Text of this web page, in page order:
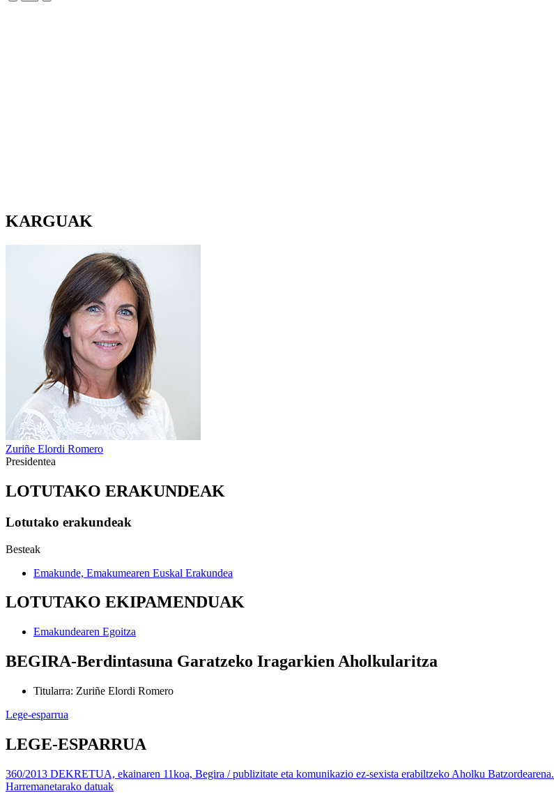
KARGUAK
Zuriñe Elordi Romero
Presidentea
LOTUTAKO ERAKUNDEAK
Lotutako erakundeak
Besteak
Emakunde, Emakumearen Euskal Erakundea
LOTUTAKO EKIPAMENDUAK
Emakundearen Egoitza
BEGIRA-Berdintasuna Garatzeko Iragarkien Aholkularitza
Titularra: Zuriñe Elordi Romero
Lege-esparrua
LEGE-ESPARRUA
360/2013 DEKRETUA, ekainaren 11koa, Begira / publizitate eta komunikazio ez-sexista erabiltzeko Aholku Batzordearena.
Harremanetarako datuak